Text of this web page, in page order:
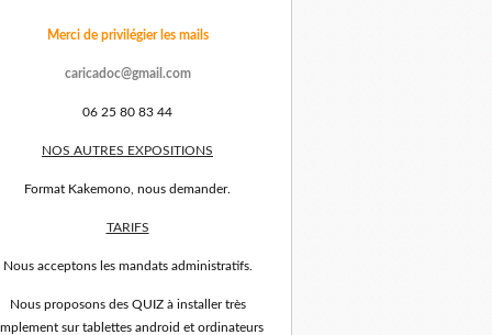
Merci de privilégier les mails
caricadoc@gmail.com
06 25 80 83 44
NOS AUTRES EXPOSITIONS
Format Kakemono, nous demander.
TARIFS
Nous acceptons les mandats administratifs.
Nous proposons des QUIZ à installer très
sur tablettes android et ordinateurs